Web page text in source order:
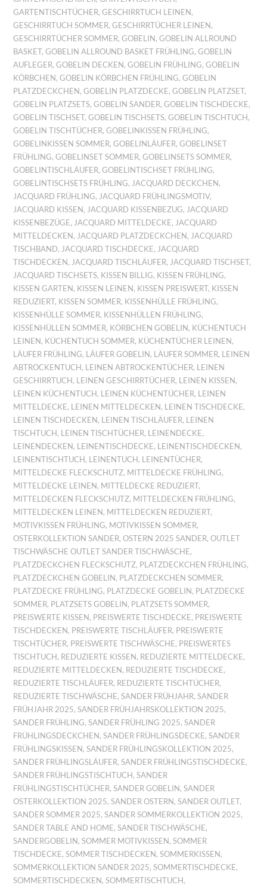
GARTENTISCHTÜCHER,GESCHIRRTUCH LEINEN ,
GESCHIRRTUCH SOMMER,GESCHIRRTÜCHER LEINEN ,
GESCHIRRTÜCHER SOMMER,GOBELIN ,GOBELIN ALLROUND
BASKET,GOBELIN ALLROUND BASKET FRÜHLING,GOBELIN
AUFLEGER,GOBELIN DECKEN ,GOBELIN FRÜHLING,GOBELIN
KÖRBCHEN ,GOBELIN KÖRBCHEN FRÜHLING,GOBELIN
PLATZDECKCHEN ,GOBELIN PLATZDECKE,GOBELIN PLATZSET,
GOBELIN PLATZSETS,GOBELIN SANDER,GOBELIN TISCHDECKE,
GOBELIN TISCHSET,GOBELIN TISCHSETS,GOBELIN TISCHTUCH ,
GOBELIN TISCHTÜCHER,GOBELINKISSEN FRÜHLING,
GOBELINKISSEN SOMMER,GOBELINLÄUFER,GOBELINSET
FRÜHLING,GOBELINSET SOMMER,GOBELINSETS SOMMER,
GOBELINTISCHLÄUFER,GOBELINTISCHSET FRÜHLING,
GOBELINTISCHSETS FRÜHLING, JACQUARD DECKCHEN ,
JACQUARD FRÜHLING, JACQUARD FRÜHLINGSMOTIV,
JACQUARD KISSEN , JACQUARD KISSENBEZUG, JACQUARD
KISSENBEZÜGE, JACQUARD MITTELDECKE, JACQUARD
MITTELDECKEN , JACQUARD PLATZDECKCHEN , JACQUARD
TISCHBAND, JACQUARD TISCHDECKE, JACQUARD
TISCHDECKEN , JACQUARD TISCHLÄUFER, JACQUARD TISCHSET,
JACQUARD TISCHSETS, KISSEN BILLIG, KISSEN FRÜHLING,
KISSEN GARTEN , KISSEN LEINEN , KISSEN PREISWERT, KISSEN
REDUZIERT, KISSEN SOMMER, KISSENHÜLLE FRÜHLING,
KISSENHÜLLE SOMMER, KISSENHÜLLEN FRÜHLING,
KISSENHÜLLEN SOMMER, KÖRBCHEN GOBELIN , KÜCHENTUCH
LEINEN , KÜCHENTUCH SOMMER, KÜCHENTÜCHER LEINEN ,
LÄUFER FRÜHLING, LÄUFER GOBELIN , LÄUFER SOMMER,
LEINEN
ABTROCKENTUCH , LEINEN ABTROCKENTÜCHER,
LEINEN
GESCHIRRTUCH , LEINEN GESCHIRRTÜCHER, LEINEN KISSEN ,
LEINEN KÜCHENTUCH , LEINEN KÜCHENTÜCHER,
LEINEN
MITTELDECKE, LEINEN MITTELDECKEN , LEINEN TISCHDECKE,
LEINEN TISCHDECKEN , LEINEN TISCHLÄUFER,
LEINEN
TISCHTUCH , LEINEN TISCHTÜCHER, LEINENDECKE,
LEINENDECKEN , LEINENTISCHDECKE, LEINENTISCHDECKEN ,
LEINENTISCHTUCH , LEINENTUCH , LEINENTÜCHER,
MITTELDECKE FLECKSCHUTZ, MITTELDECKE FRÜHLING,
MITTELDECKE LEINEN , MITTELDECKE REDUZIERT,
MITTELDECKEN FLECKSCHUTZ, MITTELDECKEN FRÜHLING,
MITTELDECKEN LEINEN , MITTELDECKEN REDUZIERT,
MOTIVKISSEN FRÜHLING, MOTIVKISSEN SOMMER,
OSTERKOLLEKTION SANDER,OSTERN 2025 SANDER,OUTLET
TISCHWÄSCHE OUTLET SANDER TISCHWÄSCHE,
PLATZDECKCHEN FLECKSCHUTZ, PLATZDECKCHEN FRÜHLING,
PLATZDECKCHEN GOBELIN , PLATZDECKCHEN SOMMER,
PLATZDECKE FRÜHLING, PLATZDECKE GOBELIN , PLATZDECKE
SOMMER, PLATZSETS GOBELIN , PLATZSETS SOMMER,
PREISWERTE KISSEN , PREISWERTE TISCHDECKE, PREISWERTE
TISCHDECKEN , PREISWERTE TISCHLÄUFER, PREISWERTE
TISCHTÜCHER, PREISWERTE TISCHWÄSCHE, PREISWERTES
TISCHTUCH , REDUZIERTE KISSEN , REDUZIERTE MITTELDECKE,
REDUZIERTE MITTELDECKEN , REDUZIERTE TISCHDECKE,
REDUZIERTE TISCHLÄUFER, REDUZIERTE TISCHTÜCHER,
REDUZIERTE TISCHWÄSCHE,SANDER FRÜHJAHR,SANDER
FRÜHJAHR 2025,SANDER FRÜHJAHRSKOLLEKTION 2025,
SANDER FRÜHLING,SANDER FRÜHLING 2025,SANDER
FRÜHLINGSDECKCHEN ,SANDER FRÜHLINGSDECKE,SANDER
FRÜHLINGSKISSEN ,SANDER FRÜHLINGSKOLLEKTION 2025,
SANDER FRÜHLINGSLÄUFER,SANDER FRÜHLINGSTISCHDECKE,
SANDER FRÜHLINGSTISCHTUCH ,SANDER
FRÜHLINGSTISCHTÜCHER,SANDER GOBELIN ,SANDER
OSTERKOLLEKTION 2025,SANDER OSTERN ,SANDER OUTLET,
SANDER SOMMER 2025,SANDER SOMMERKOLLEKTION 2025,
SANDER TABLE AND HOME,SANDER TISCHWÄSCHE,
SANDERGOBELIN ,SOMMER MOTIVKISSEN ,SOMMER
TISCHDECKE,SOMMER TISCHDECKEN ,SOMMERKISSEN ,
SOMMERKOLLEKTION SANDER 2025,SOMMERTISCHDECKE,
SOMMERTISCHDECKEN ,SOMMERTISCHTUCH ,